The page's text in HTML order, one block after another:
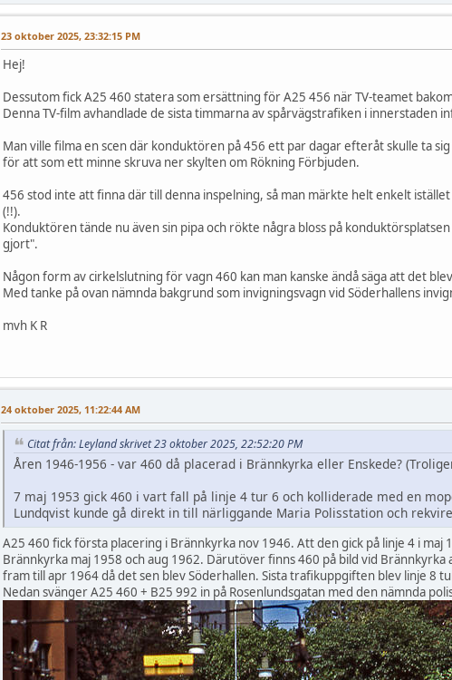
23 oktober 2025, 23:32:15 PM
Hej!
Dessutom fick A25 460 statera som ersättning för A25 456 när TV-teamet
Denna TV-film avhandlade de sista timmarna av spårvägstrafiken i innerstaden
Man ville filma en scen där konduktören på 456 ett par dagar efteråt skulle ta
för att som ett minne skruva ner skylten om Rökning Förbjuden.
456 stod inte att finna där till denna inspelning, så man märkte helt enkelt
(!!).
Konduktören tände nu även sin pipa och rökte några bloss på
gjort".
Någon form av cirkelslutning för vagn 460 kan man kanske ändå säga att det
Med tanke på ovan nämnda bakgrund som invigningsvagn vid Söderhallens
mvh K R
24 oktober 2025, 11:22:44 AM
Citat från: Leyland skrivet 23 oktober 2025, 22:52:20 PM
Åren 1946-1956 - var 460 då placerad i Brännkyrka eller Enskede?
7 maj 1953 gick 460 i vart fall på linje 4 tur 6 och kolliderade med en
Lundqvist kunde gå direkt in till närliggande Maria Polisstation och
A25 460 fick första placering i Brännkyrka nov 1946. Att den gick på linje 4 i
Brännkyrka maj 1958 och aug 1962. Därutöver finns 460 på bild vid
fram till apr 1964 då det sen blev Söderhallen. Sista trafikuppgiften blev linje 8
Nedan svänger A25 460 + B25 992 in på Rosenlundsgatan med den nämnda